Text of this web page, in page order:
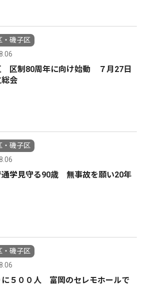
・磯子区
区制80周年に向け始動 ７月27日
総会
・磯子区
通学見守る90歳 無事故を願い20年
・磯子区
に５００人 富岡のセレモホールで